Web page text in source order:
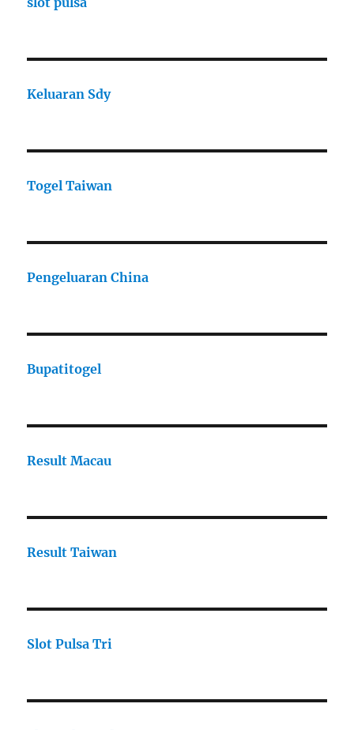
Keluaran Sdy
Togel Taiwan
Pengeluaran China
Bupatitogel
Result Macau
Result Taiwan
Slot Pulsa Tri